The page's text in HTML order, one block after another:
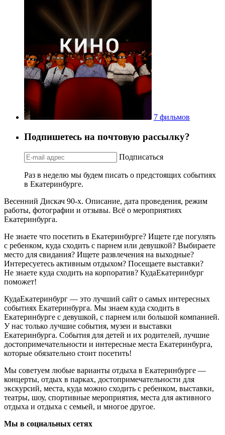
7 фильмов
Подпишетесь на почтовую рассылку?
Подписаться
Раз в неделю мы будем писать о предстоящих событиях
в Екатеринбурге.
Весенний Дискач 90-х. Описание, дата проведения, режим
работы, фотографии и отзывы. Всё о мероприятиях
Екатеринбурга.
Не знаете что посетить в Екатеринбурге? Ищете где погулять
с ребенком, куда сходить с парнем или девушкой? Выбираете
место для свидания? Ищете развлечения на выходные?
Интересуетесь активным отдыхом? Посещаете выставки?
Не знаете куда сходить на корпоратив? КудаЕкатеринбург
поможет!
КудаЕкатеринбург — это лучший сайт о самых интересных
событиях Екатеринбурга. Мы знаем куда сходить в
Екатеринбурге с девушкой, с парнем или большой компанией.
У нас только лучшие события, музеи и выставки
Екатеринбурга. События для детей и их родителей, лучшие
достопримечательности и интересные места Екатеринбурга,
которые обязательно стоит посетить!
Мы советуем любые варианты отдыха в Екатеринбурге —
концерты, отдых в парках, достопримечательности для
экскурсий, места, куда можно сходить с ребенком, выставки,
театры, шоу, спортивные мероприятия, места для активного
отдыха и отдыха с семьей, и многое другое.
Мы в социальных сетях